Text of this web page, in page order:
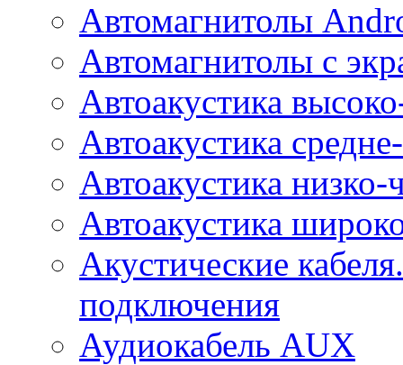
Автомагнитолы
Автомагнитолы с
Автоакустика
Автоакустика
Автоакустика низко-
Автоакустика
Акустические
подключения
Аудиокабель AUX